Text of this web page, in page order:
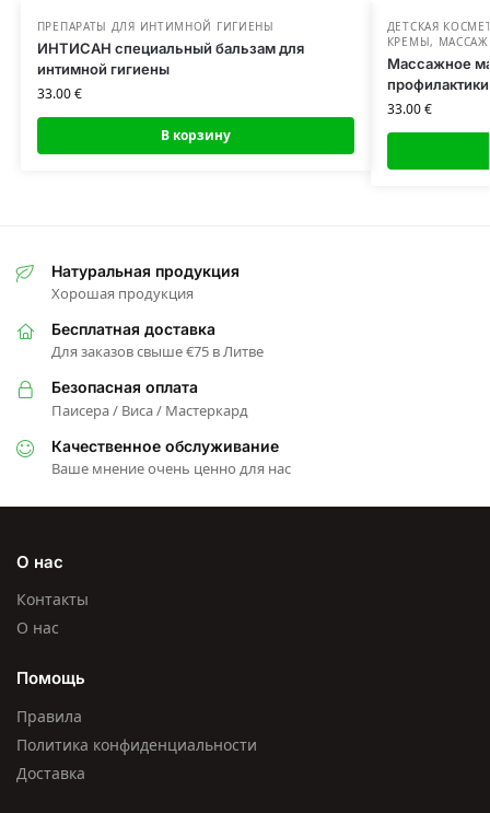
ПРЕПАРАТЫ ДЛЯ ИНТИМНОЙ ГИГИЕНЫ
ИНТИСАН специальный бальзам для
интимной гигиены
33.00€
В корзину
ДЕТСКАЯ
КРЕМЫ,
Массажное
33.00€
Натуральная продукция
Хорошая продукция
Бесплатная доставка
Для заказов свыше €75 в Литве
Безопасная оплата
Паисера / Виса / Мастеркард
Качественное обслуживание
Ваше мнение очень ценно для нас
О нас
Контакты
О нас
Помощь
Правила
Политика конфиденциальности
Доставка